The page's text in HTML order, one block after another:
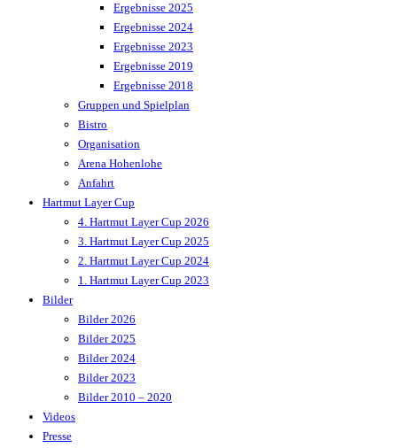
Ergebnisse 2025
Ergebnisse 2024
Ergebnisse 2023
Ergebnisse 2019
Ergebnisse 2018
Gruppen und Spielplan
Bistro
Organisation
Arena Hohenlohe
Anfahrt
Hartmut Layer Cup
4. Hartmut Layer Cup 2026
3. Hartmut Layer Cup 2025
2. Hartmut Layer Cup 2024
1. Hartmut Layer Cup 2023
Bilder
Bilder 2026
Bilder 2025
Bilder 2024
Bilder 2023
Bilder 2010 – 2020
Videos
Presse